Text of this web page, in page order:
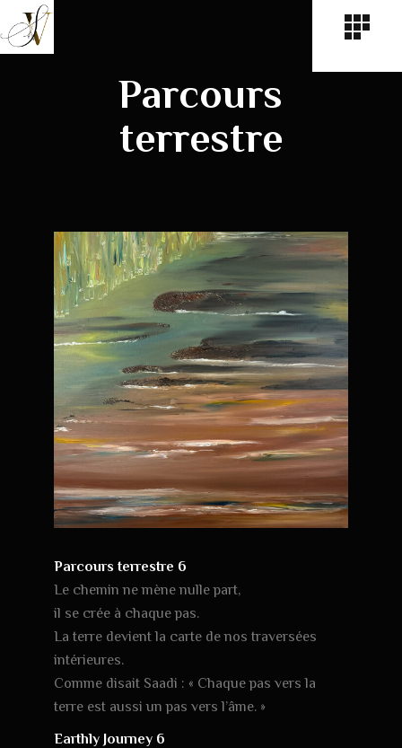
Parcours
terrestre
Parcours terrestre 6
Le chemin ne mène nulle part,
il se crée à chaque pas.
La terre devient la carte de nos traversées
intérieures.
Comme disait Saadi : « Chaque pas vers la
terre est aussi un pas vers l’âme. »
Earthly Journey 6